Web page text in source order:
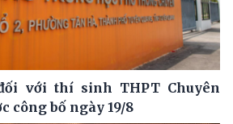
với thí sinh THPT Chuyên
công bố ngày 19/8